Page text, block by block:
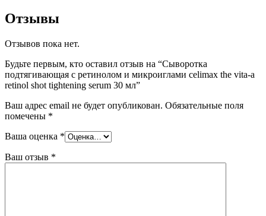
Отзывы
Отзывов пока нет.
Будьте первым, кто оставил отзыв на “Сыворотка
подтягивающая с ретинолом и микроиглами celimax the vita-a
retinol shot tightening serum 30 мл”
Ваш адрес email не будет опубликован. Обязательные поля
помечены *
Ваша оценка *
Ваш отзыв *